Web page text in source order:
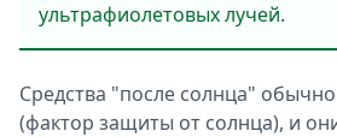
ультрафиолетовых лучей.
Средства "после солнца"
(фактор защиты от солнца), и